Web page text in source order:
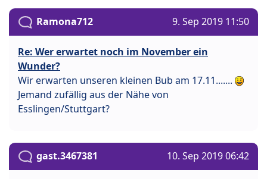
Ramona712 9. Sep 2019 11:50
Re: Wer erwartet noch im November ein
Wunder?
Wir erwarten unseren kleinen Bub am 17.11.......
Jemand zufällig aus der Nähe von
Esslingen/Stuttgart?
gast.3467381 10. Sep 2019 06:42